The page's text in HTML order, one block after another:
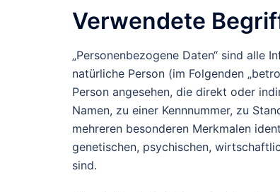
Verwendete
„Personenbezogene Daten“ sind
natürliche Person (im Folgenden
Person angesehen, die direkt oder
Namen, zu einer Kennnummer, zu
mehreren besonderen Merkmalen
genetischen, psychischen,
sind.